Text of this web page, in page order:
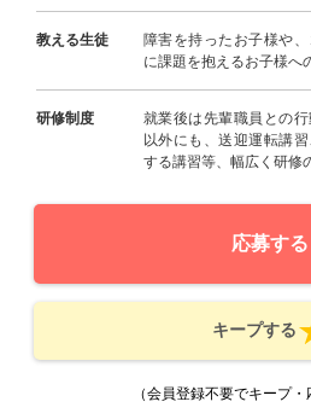
教える生徒
障害を持ったお子様や
に課題を抱えるお子様へ
研修制度
就業後は先輩職員との
以外にも、送迎運転講
する講習等、幅広く研修
応募する
キープする
（会員登録不要でキープ・